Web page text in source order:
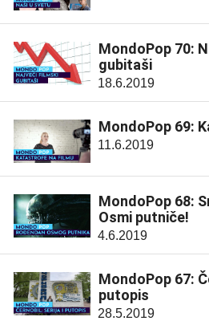
MondoPop 70:
gubitaši
18.6.2019
MondoPop 69:
11.6.2019
MondoPop 68:
Osmi putniče!
4.6.2019
MondoPop 67:
putopis
28.5.2019